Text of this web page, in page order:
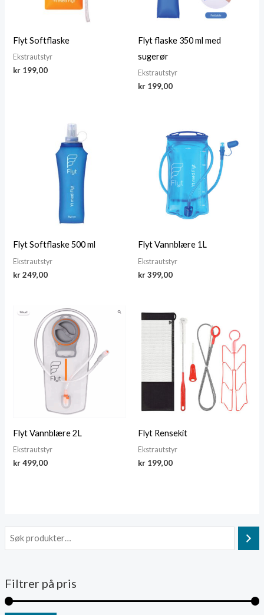
Filtrer på pris
Flyt Softflaske
Ekstra­utstyr
kr 199,00
Flyt flaske 350 ml med
sugerør
Ekstra­utstyr
kr 199,00
Flyt Softflaske 500 ml
Ekstra­utstyr
kr249,00
Flyt Vannblære 1L
Ekstra­utstyr
kr399,00
Flyt Vannblære 2L
Ekstra­utstyr
kr499,00
Flyt Rensekit
Ekstra­utstyr
kr 199,00